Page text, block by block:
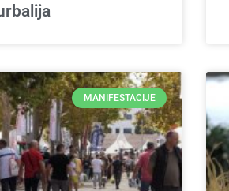
MANIFESTACIJE